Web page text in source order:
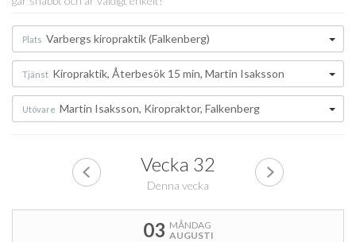
Plats Varbergs kiropraktik (Falkenberg)
Tjänst Kiropraktik, Återbesök 15 min, Martin Isaksson
Utövare Martin Isaksson, Kiropraktor, Falkenberg
Vecka 32
Denna vecka
03 MÅNDAG
AUGUSTI